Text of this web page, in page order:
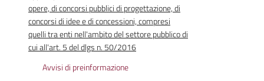
opere, di concorsi pubblici di progettazione, di
concorsi di idee e di concessioni, compresi
quelli tra enti nell'ambito del settore pubblico di
cui all'art. 5 del dlgs n. 50/2016
Avvisi di preinformazione